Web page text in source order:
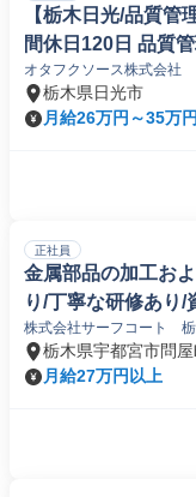
【栃木日光/品質管
間休日120日 品質
オタフクソース株式会社
栃木県日光市
月給26万円～35万円
正社員
金属部品の加工お
り/丁寧な研修あり/
株式会社サーフコート
栃木県宇都宮市問
月給27万円以上